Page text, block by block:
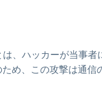
ハッカーが当事者
め、この攻撃は通